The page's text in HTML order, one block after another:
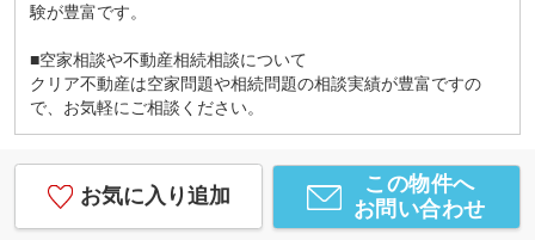
験が豊富です。
■空家相談や不動産相続相談について
クリア不動産は空家問題や相続問題の相談実績が豊富ですの
で、お気軽にご相談ください。
お気に入り追加
この物件へ
お問い合わせ